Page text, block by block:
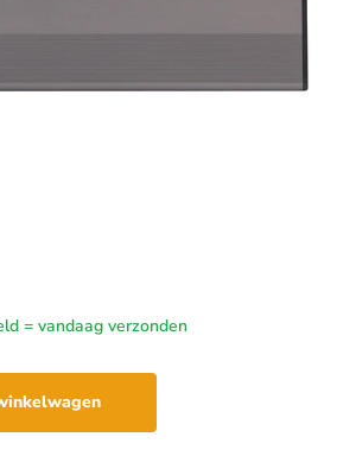
= vandaag verzonden